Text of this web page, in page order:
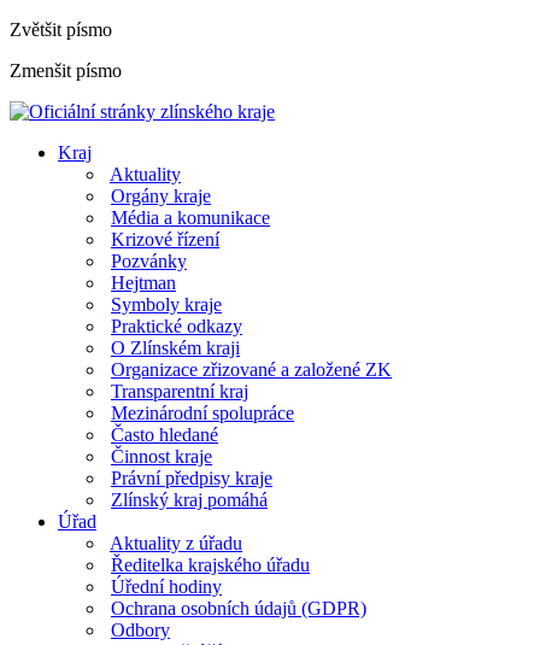
Zvětšit písmo
Zmenšit písmo
Kraj
Aktuality
Orgány kraje
Média a komunikace
Krizové řízení
Pozvánky
Hejtman
Symboly kraje
Praktické odkazy
O Zlínském kraji
Organizace zřizované a založené ZK
Transparentní kraj
Mezinárodní spolupráce
Často hledané
Činnost kraje
Právní předpisy kraje
Zlínský kraj pomáhá
Úřad
Aktuality z úřadu
Ředitelka krajského úřadu
Úřední hodiny
Ochrana osobních údajů (GDPR)
Odbory